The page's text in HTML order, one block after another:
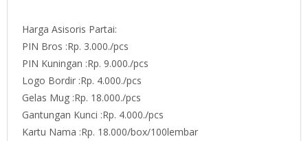
Harga Asisoris Partai:
PIN Bros :Rp. 3.000./pcs
PIN Kuningan :Rp. 9.000./pcs
Logo Bordir :Rp. 4.000./pcs
Gelas Mug :Rp. 18.000./pcs
Gantungan Kunci :Rp. 4.000./pcs
Kartu Nama :Rp. 18.000/box/100lembar